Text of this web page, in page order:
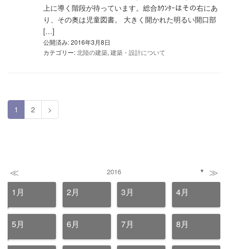
上に導く階段が待っています。総合ｶｳﾝﾀｰはその右にあ
り、その奥は児童図書。 大きく開かれた明るい開口部
[…]
公開済み: 2016年3月8日
カテゴリー:北陸の建築, 建築・設計について
1 2 >
≪ 2016 ▼ ≫
1月 2月 3月 4月
5月 6月 7月 8月